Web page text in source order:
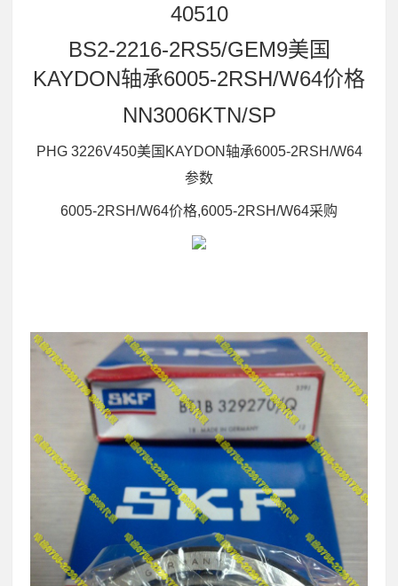
40510
BS2-2216-2RS5/GEM9美国
KAYDON轴承6005-2RSH/W64价格
NN3006KTN/SP
PHG 3226V450美国KAYDON轴承6005-2RSH/W64
参数
6005-2RSH/W64价格,6005-2RSH/W64采购